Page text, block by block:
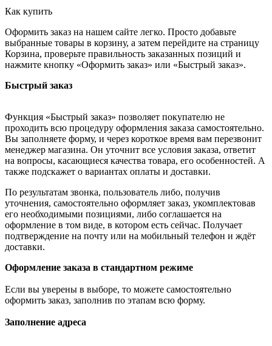
Как купить
Оформить заказ на нашем сайте легко. Просто добавьте
выбранные товары в корзину, а затем перейдите на страницу
Корзина, проверьте правильность заказанных позиций и
нажмите кнопку «Оформить заказ» или «Быстрый заказ».
Быстрый заказ
Функция «Быстрый заказ» позволяет покупателю не
проходить всю процедуру оформления заказа самостоятельно.
Вы заполняете форму, и через короткое время вам перезвонит
менеджер магазина. Он уточнит все условия заказа, ответит
на вопросы, касающиеся качества товара, его особенностей. А
также подскажет о вариантах оплаты и доставки.
По результатам звонка, пользователь либо, получив
уточнения, самостоятельно оформляет заказ, укомплектовав
его необходимыми позициями, либо соглашается на
оформление в том виде, в котором есть сейчас. Получает
подтверждение на почту или на мобильный телефон и ждёт
доставки.
Оформление заказа в стандартном режиме
Если вы уверены в выборе, то можете самостоятельно
оформить заказ, заполнив по этапам всю форму.
Заполнение адреса